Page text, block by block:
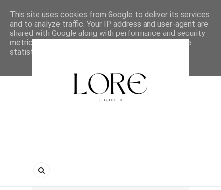
This site uses cookies from Google to deliver its services
and to analyze traffic. Your IP address and user-agent are
shared with Google along with performance and security
metrics to ensure quality of service, generate usage
statistics, and to detect and address abuse.